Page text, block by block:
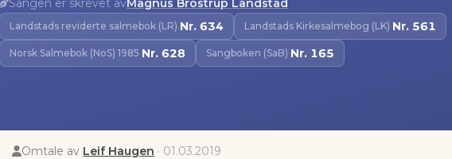
Sangen er skrevet avMagnus Brostrup Landstad
Landstads reviderte salmebok (LR)·Nr. 634 Landstads Kirkesalmebog (LK)·Nr. 561
Norsk Salmebok (NoS) 1985·Nr. 628 Sangboken (SaB)·Nr. 165
Omtale av Leif Haugen · 01.03.2019